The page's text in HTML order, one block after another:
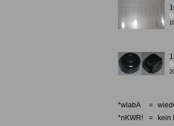
*wlabA =
*nKWR!
= kein